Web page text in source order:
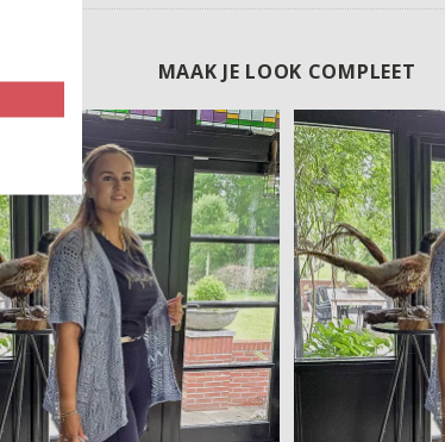
MAAK JE LOOK COMPLEET